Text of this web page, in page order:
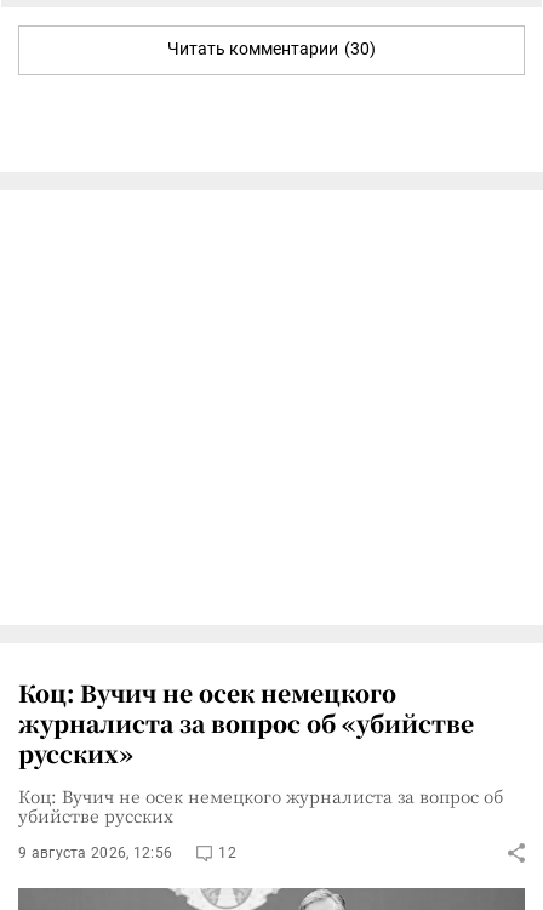
Читать комментарии (30)
Коц: Вучич не осек немецкого
журналиста за вопрос об «убийстве
русских»
Коц: Вучич не осек немецкого журналиста за вопрос об
убийстве русских
9 августа 2026, 12:56 12